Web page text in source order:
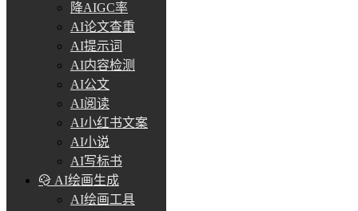
降AIGC率
AI论文查重
AI提示词
AI内容检测
AI公文
AI阅读
AI小红书文案
AI小说
AI写标书
AI绘画生成
AI绘画工具